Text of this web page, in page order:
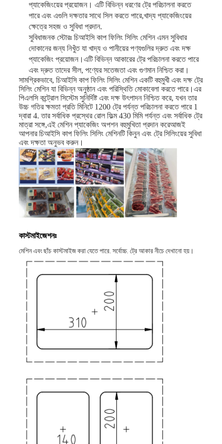
প্যাকেজিংয়ের প্রয়োজন। এটি বিভিন্ন ধরণের ট্রে পরিচালনা করতে
পারে এবং এগুলি দক্ষতার সাথে সিল করতে পারে,খাদ্য প্যাকেজিংয়ের
ক্ষেত্রে সহজ ও সুবিধা প্রদান.
সুবিধাজনক স্টোরঃ চিআইসি কাপ ফিলিং সিলিং মেশিন এমন সুবিধার
দোকানের জন্য নিখুঁত যা খাদ্য ও পানীয়ের পণ্যগুলির দ্রুত এবং দক্ষ
প্যাকেজিং প্রয়োজন।এটি বিভিন্ন আকারের ট্রে পরিচালনা করতে পারে
এবং দ্রুত তাদের সীল, পণ্যের সতেজতা এবং গুণমান নিশ্চিত করা।
সামগ্রিকভাবে, চিআইসি কাপ ফিলিং সিলিং মেশিন একটি বহুমুখী এবং দক্ষ ট্রে
সিলিং মেশিন যা বিভিন্ন অনুষ্ঠান এবং পরিস্থিতি মোকাবেলা করতে পারে।এর
পিএলসি কন্ট্রোল সিস্টেম সুনির্দিষ্ট এবং দক্ষ উৎপাদন নিশ্চিত করে, যখন তার
উচ্চ গতির ক্ষমতা প্রতি মিনিটে 1200 ট্রে পর্যন্ত পরিচালনা করতে পারে 1
দ্বারা 4. তার সর্বাধিক প্রস্থের রোল ফিল্ম 430 মিমি পর্যন্ত এবং সর্বাধিক ট্রে
মাত্রা সঙ্গে,এই মেশিন প্যাকেজিং অপশন বহুমুখিতা প্রদান করেআজই
আপনার চিআইসি কাপ ফিলিং সিলিং মেশিনটি কিনুন এবং ট্রে সিলিংয়ের সুবিধা
এবং দক্ষতা অনুভব করুন।
কাস্টমাইজেশনঃ
মেশিন এবং ছাঁচ কাস্টমাইজ করা যেতে পারে. সর্বোচ্চ. ট্রে আকার নীচে দেখানো হয়।